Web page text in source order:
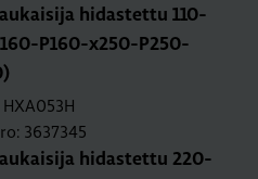
hi­das­tet­tu 110-
P160-x250-P250-
3637345
hi­das­tet­tu 220-